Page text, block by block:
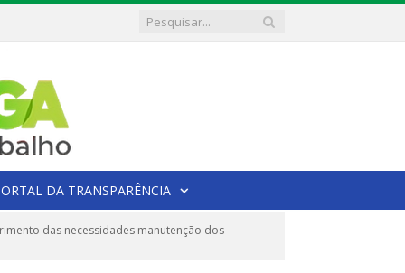
DA TRANSPARÊNCIA
das necessidades manutenção dos